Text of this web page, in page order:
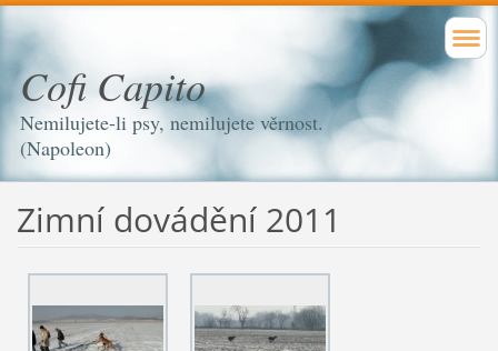
Cofi Capito
Nemilujete-li psy, nemilujete věrnost.
(Napoleon)
Zimní dovádění 2011